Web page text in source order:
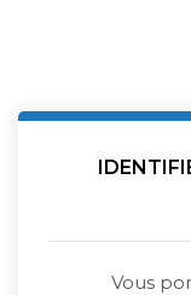
Vous